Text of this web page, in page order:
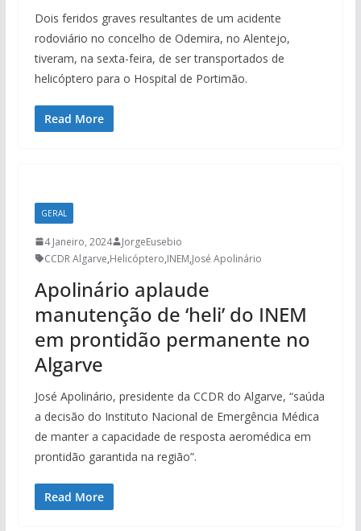
Dois feridos graves resultantes de um acidente
rodoviário no concelho de Odemira, no Alentejo,
tiveram, na sexta-feira, de ser transportados de
helicóptero para o Hospital de Portimão.
Read More
GERAL
4 Janeiro, 2024
JorgeEusebio
CCDR Algarve,Helicóptero,INEM,José Apolinário
Apolinário aplaude
manutenção de ‘heli’ do INEM
em prontidão permanente no
Algarve
José Apolinário, presidente da CCDR do Algarve, “saúda
a decisão do Instituto Nacional de Emergência Médica
de manter a capacidade de resposta aeromédica em
prontidão garantida na região”.
Read More